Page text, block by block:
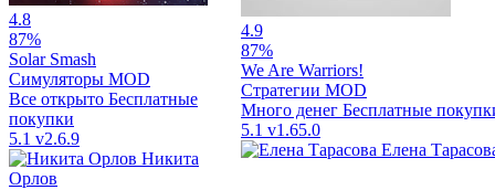
4.8
87%
Solar Smash
Симуляторы MOD
Все открыто Бесплатные
покупки
5.1 v2.6.9
Никита
Орлов
4.9
87%
We Are Warriors!
Стратегии MOD
Много денег Бесплатные
5.1 v1.65.0
Елена